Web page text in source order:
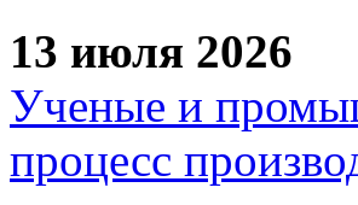
13 июля 2026
Ученые и
процесс